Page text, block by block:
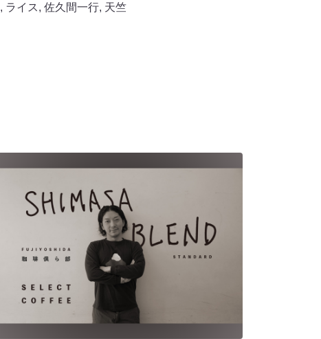
, ライス, 佐久間一行, 天竺